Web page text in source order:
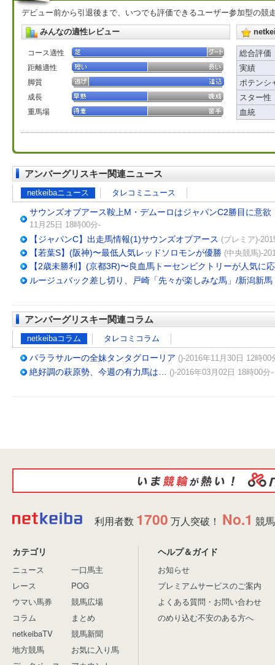
デビュー前から引退後まで、いつでも評価できるユーザー参加型の競
みんなの適性レビュー
コース適性
距離適性
脚質
成長
重馬場
総合評価
実績
ポテンシ
スター性
血統
アンバーグリスキー関連ニュース
netkeibaニュース タレコミニュース
サウンズオブアース鞍上M・デムーロはジャパンC2勝目に意
11月25日 18時00分-
【ジャパンC】出走馬情報(1)サウンズオブアース (プレミア)-
【若葉S】(阪神)〜最低人気レッドソロモンが優勝 (中央競馬)-
【2歳未勝利】(京都3R)〜良血馬トーセンビクトリーが人気に
ルージュバック差し切り、戸崎「先々が楽しみな馬」/新潟新馬
アンバーグリスキー関連コラム
netkeibaコラム タレコミコラム
パララサルーの全妹タンタグローリア ()-2016年11月30日 12時00
絶好調の萩原勢、今週の有力馬は… ()-2016年03月02日 18時00分-
利用者数 1700 万人突破！ No.1 競
カテゴリ
ニュース
レース
ウマい馬券
コラム
netkeibaTV
地方競馬
一口馬主
POG
競馬広場
まとめ
競馬新聞
お気に入り馬
ヘルプ＆ガイド
お知らせ
プレミアムサービスのご案内
よくある質問・お問い合わせ
のめり込む不安のある方へ